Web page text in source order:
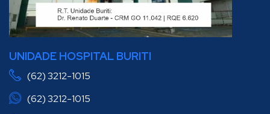
UNIDADE HOSPITAL BURITI
(62) 3212-1015
(62) 3212-1015